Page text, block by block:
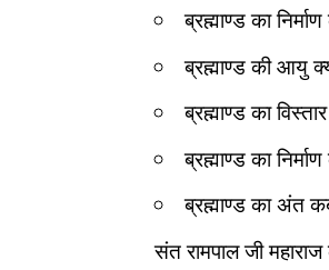
ब्रह्माण्ड का
ब्रह्माण्ड की आयु
ब्रह्माण्ड का
ब्रह्माण्ड का
ब्रह्माण्ड का अंत
संत रामपाल जी